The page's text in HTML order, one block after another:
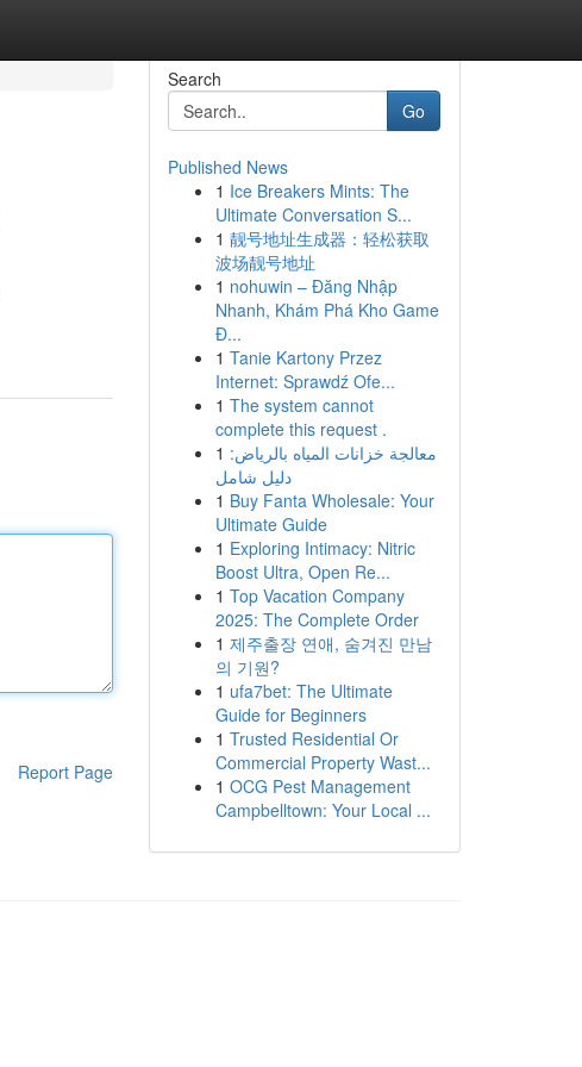
Report Page
Search
Go
Published News
1 Ice Breakers Mints: The
Ultimate Conversation S...
1 靓号地址生成器：轻松获取
波场靓号地址
1 nohuwin – Đăng Nhập
Nhanh, Khám Phá Kho Game
Đ...
1 Tanie Kartony Przez
Internet: Sprawdź Ofe...
1 The system cannot
complete this request .
1 معالجة خزانات المياه بالرياض:
دليل شامل
1 Buy Fanta Wholesale: Your
Ultimate Guide
1 Exploring Intimacy: Nitric
Boost Ultra, Open Re...
1 Top Vacation Company
2025: The Complete Order
1 제주출장 연애, 숨겨진 만남
의 기원?
1 ufa7bet: The Ultimate
Guide for Beginners
1 Trusted Residential Or
Commercial Property Wast...
1 OCG Pest Management
Campbelltown: Your Local ...